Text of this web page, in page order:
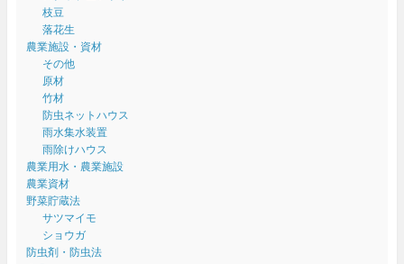
枝豆
落花生
農業施設・資材
その他
原材
竹材
防虫ネットハウス
雨水集水装置
雨除けハウス
農業用水・農業施設
農業資材
野菜貯蔵法
サツマイモ
ショウガ
防虫剤・防虫法